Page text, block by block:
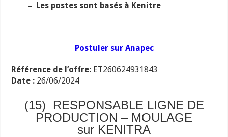
– Les postes sont basés à Kenitre
Postuler sur Anapec
Référence de l’offre: ET260624931843
Date : 26/06/2024
(15) RESPONSABLE LIGNE DE
PRODUCTION – MOULAGE
sur KENITRA